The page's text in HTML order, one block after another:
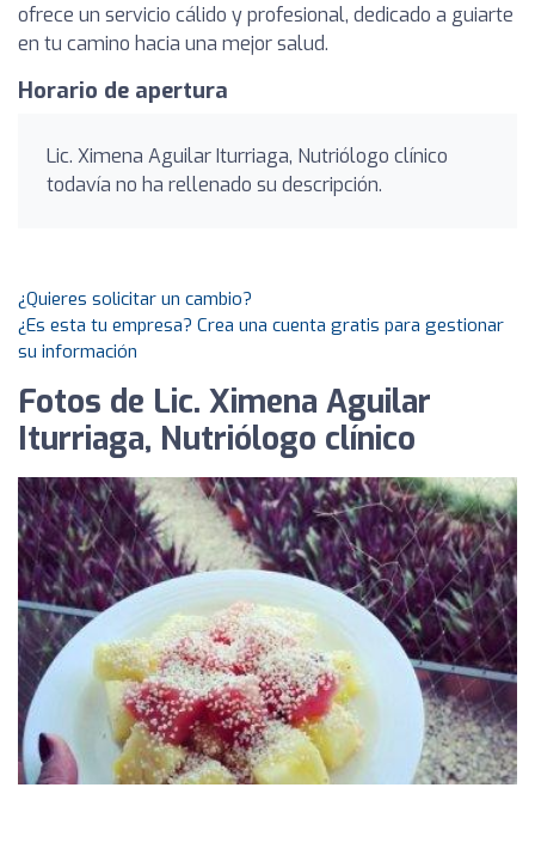
ofrece un servicio cálido y profesional, dedicado a guiarte
en tu camino hacia una mejor salud.
Horario de apertura
Lic. Ximena Aguilar Iturriaga, Nutriólogo clínico
todavía no ha rellenado su descripción.
¿Quieres solicitar un cambio?
¿Es esta tu empresa? Crea una cuenta gratis para gestionar
su información
Fotos de Lic. Ximena Aguilar
Iturriaga, Nutriólogo clínico